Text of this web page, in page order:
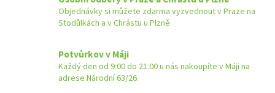
Objednávky si můžete zdarma vyzvednout v Praze na
Stodůlkách a v Chrástu u Plzně
Potvůrkov v Máji
Každý den od 9:00 do 21:00 u nás nakoupíte v Máji na
adrese Národní 63/26.